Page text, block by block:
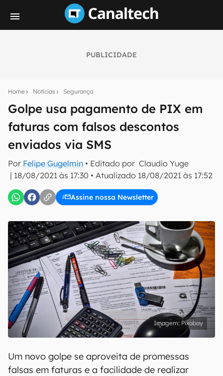
PUBLICIDADE
Home Notícias Segurança
Golpe usa pagamento de PIX em
faturas com falsos descontos
enviados via SMS
Por Felipe Gugelmin • Editado por Claudio Yuge
| 18/08/2021 às 17:30 • Atualizado 18/08/2021 às 17:52
Assine nossa Newsletter
notícias e reviews sobre tecnologia em primeira
mão.
E-mail
inscreva-se
Confirmo que li, aceito e concordo com os Termos de
Uso e Política de Privacidade do Canaltech.
Pixabay
Um novo golpe se aproveita de promessas
falsas em faturas e a facilidade de realizar